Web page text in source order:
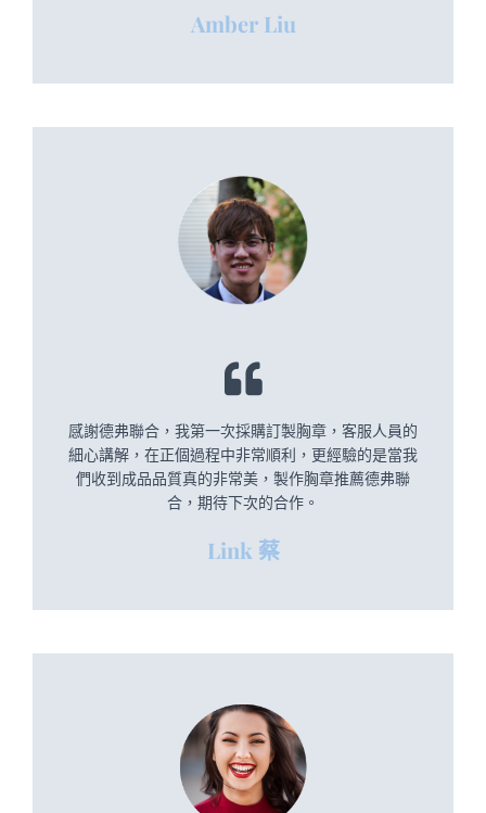
Amber Liu
感謝德弗聯合，我第一次採購訂製胸章，客服人員的
細心講解，在正個過程中非常順利，更經驗的是當我
們收到成品品質真的非常美，製作胸章推薦德弗聯
合，期待下次的合作。
Link 蔡